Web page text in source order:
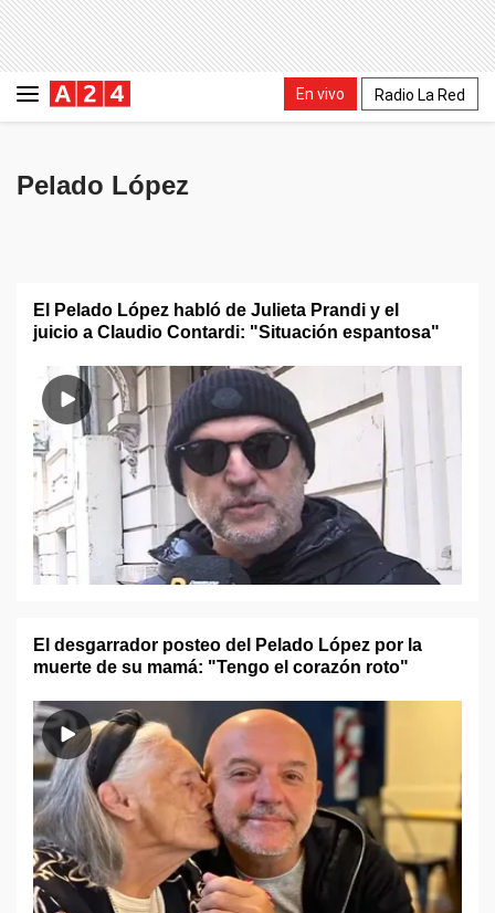
En vivo Radio La Red
Pelado López
El Pelado López habló de Julieta Prandi y el
juicio a Claudio Contardi: "Situación espantosa"
El desgarrador posteo del Pelado López por la
muerte de su mamá: "Tengo el corazón roto"